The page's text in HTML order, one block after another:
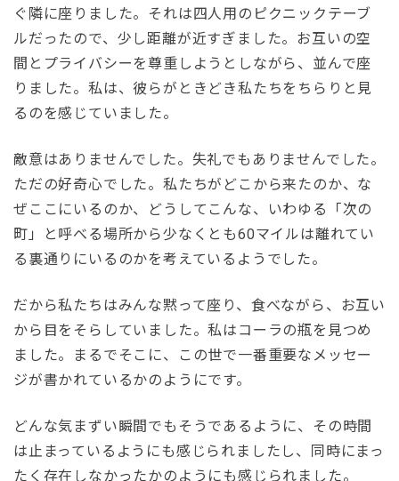
ぐ隣に座りました。それは四人用のピクニックテーブ
ルだったので、少し距離が近すぎました。お互いの空
間とプライバシーを尊重しようとしながら、並んで座
りました。私は、彼らがときどき私たちをちらりと見
るのを感じていました。
敵意はありませんでした。失礼でもありませんでした。
ただの好奇心でした。私たちがどこから来たのか、な
ぜここにいるのか、どうしてこんな、いわゆる「次の
町」と呼べる場所から少なくとも60マイルは離れてい
る裏通りにいるのかを考えているようでした。
だから私たちはみんな黙って座り、食べながら、お互い
から目をそらしていました。私はコーラの瓶を見つめ
ました。まるでそこに、この世で一番重要なメッセー
ジが書かれているかのようにです。
どんな気まずい瞬間でもそうであるように、その時間
は止まっているようにも感じられましたし、同時にまっ
たく存在しなかったかのようにも感じられました。